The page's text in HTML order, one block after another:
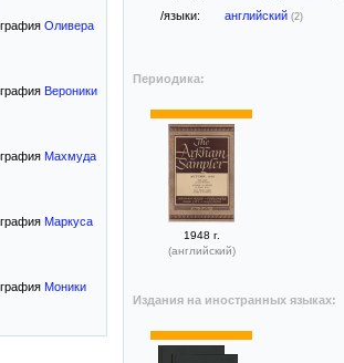
/языки: английский (2)
Периодика:
1948 г.
(английский)
Издания на иностранных языках:
Оливера
Вероники
Махмуда
Маркуса
Моники